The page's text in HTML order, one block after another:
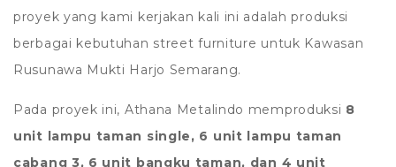
proyek yang kami kerjakan kali ini adalah produksi
berbagai kebutuhan street furniture untuk Kawasan
Rusunawa Mukti Harjo Semarang.
Pada proyek ini, Athana Metalindo memproduksi 8
unit lampu taman single, 6 unit lampu taman
cabang 3, 6 unit bangku taman, dan 4 unit